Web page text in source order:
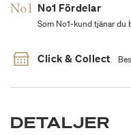
No1 Fördelar
Som No1-kund tjänar du
Click & Collect
DETALJER